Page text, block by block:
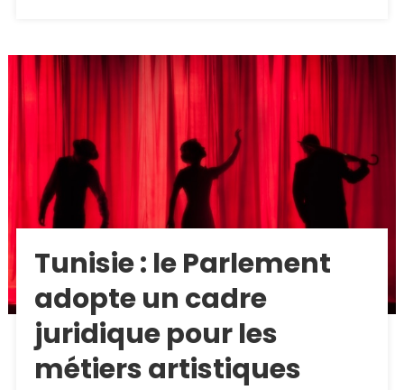
Tunisie : le Parlement
adopte un cadre
juridique pour les
métiers artistiques